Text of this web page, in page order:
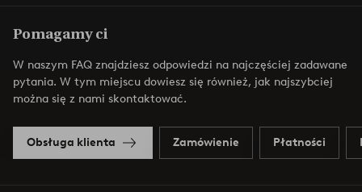
Pomagamy ci
W naszym FAQ znajdziesz odpowiedzi na najczęściej zadawane
pytania. W tym miejscu dowiesz się również, jak najszybciej
można się z nami skontaktować.
Obsługa klienta Zamówienie Płatności